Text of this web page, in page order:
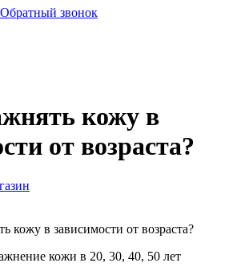
Обратный звонок
кожу в
от возраста?
кожу в зависимости от возраста?